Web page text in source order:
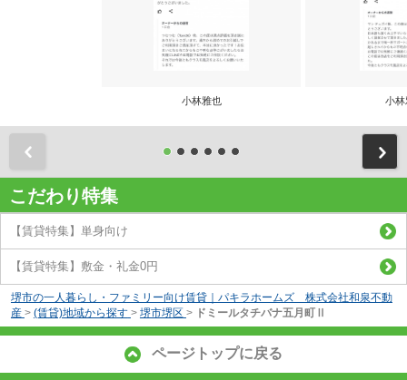
小林雅也 小林
こだわり特集
【賃貸特集】単身向け
【賃貸特集】敷金・礼金0円
堺市の一人暮らし・ファミリー向け賃貸｜パキラホームズ 株式会社和泉不動
産 > (賃貸)地域から探す > 堺市堺区 > ドミールタチバナ五月町Ⅱ
ページトップに戻る